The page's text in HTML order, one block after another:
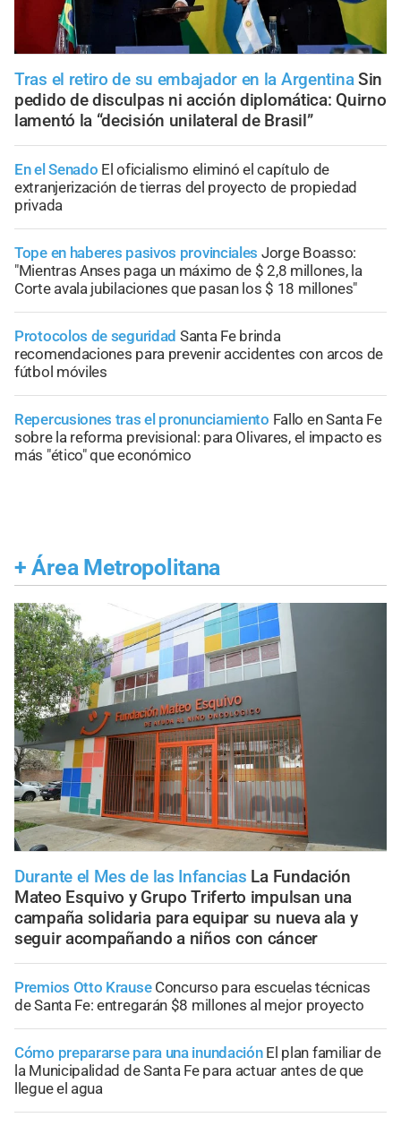
Tras el retiro de su embajador en la Argentina Sin
pedido de disculpas ni acción diplomática: Quirno
lamentó la “decisión unilateral de Brasil”
En el Senado El oficialismo eliminó el capítulo de
extranjerización de tierras del proyecto de propiedad
privada
Tope en haberes pasivos provinciales Jorge Boasso:
"Mientras Anses paga un máximo de $ 2,8 millones, la
Corte avala jubilaciones que pasan los $ 18 millones"
Protocolos de seguridad Santa Fe brinda
recomendaciones para prevenir accidentes con arcos de
fútbol móviles
Repercusiones tras el pronunciamiento Fallo en Santa Fe
sobre la reforma previsional: para Olivares, el impacto es
más "ético" que económico
+ Área Metropolitana
Durante el Mes de las Infancias La Fundación
Mateo Esquivo y Grupo Triferto impulsan una
campaña solidaria para equipar su nueva ala y
seguir acompañando a niños con cáncer
Premios Otto Krause Concurso para escuelas técnicas
de Santa Fe: entregarán $8 millones al mejor proyecto
Cómo prepararse para una inundación El plan familiar de
la Municipalidad de Santa Fe para actuar antes de que
llegue el agua